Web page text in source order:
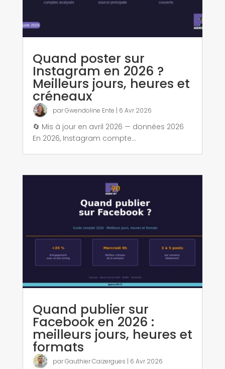
Quand poster sur
Instagram en 2026 ?
Meilleurs jours, heures et
créneaux
parGwendoline Ente | 6 Avr 2026
🔄 Mis à jour en avril 2026 — données 2026
En 2026, Instagram compte...
Quand publier sur
Facebook en 2026 :
meilleurs jours, heures et
formats
parGauthier Caizergues | 6 Avr 2026